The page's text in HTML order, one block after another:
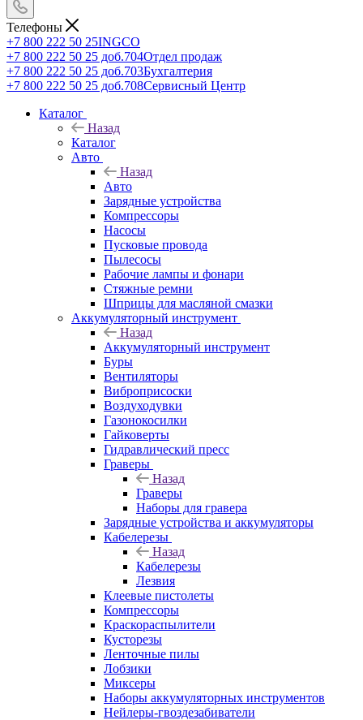
Телефоны
+7 800 222 50 25INGCO
+7 800 222 50 25 доб.704Отдел продаж
+7 800 222 50 25 доб.703Бухгалтерия
+7 800 222 50 25 доб.708Сервисный Центр
Каталог
Назад
Каталог
Авто
Назад
Авто
Зарядные устройства
Компрессоры
Насосы
Пусковые провода
Пылесосы
Рабочие лампы и фонари
Стяжные ремни
Шприцы для масляной смазки
Аккумуляторный инструмент
Назад
Аккумуляторный инструмент
Буры
Вентиляторы
Виброприсоски
Воздуходувки
Газонокосилки
Гайковерты
Гидравлический пресс
Граверы
Назад
Граверы
Наборы для гравера
Зарядные устройства и аккумуляторы
Кабелерезы
Назад
Кабелерезы
Лезвия
Клеевые пистолеты
Компрессоры
Краскораспылители
Кусторезы
Ленточные пилы
Лобзики
Миксеры
Наборы аккумуляторных инструментов
Нейлеры-гвоздезабиватели